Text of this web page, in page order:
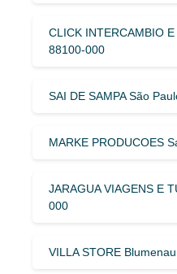
CLICK INTERCAMBIO
88100-000
SAI DE SAMPA São
MARKE PRODUCOES
JARAGUA VIAGENS E
000
VILLA STORE